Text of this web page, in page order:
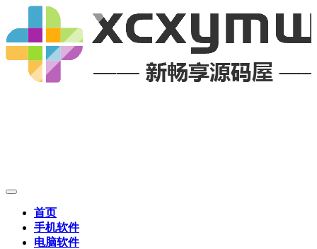
首页
手机软件
电脑软件